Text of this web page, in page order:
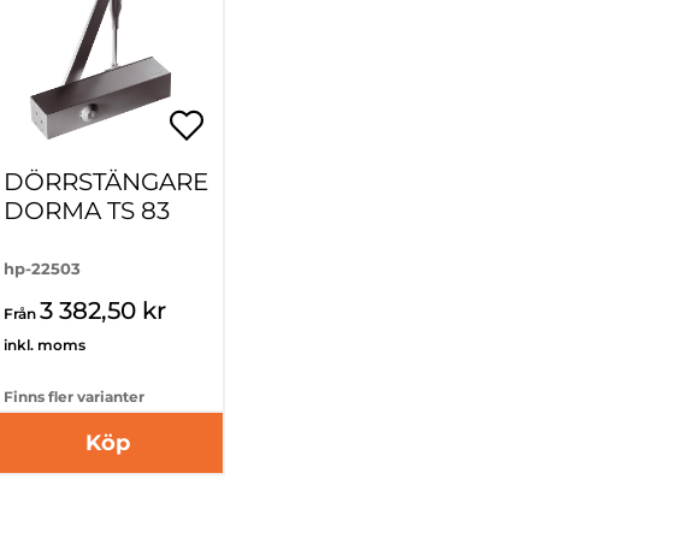
DÖRRSTÄNGARE
DORMA TS 83
hp-22503
Från 3 382,50 kr
inkl. moms
Finns fler varianter
Köp